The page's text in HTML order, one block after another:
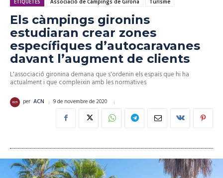
ETIQUETES Associació de Càmpings de Girona Turisme
Els càmpings gironins
estudiaran crear zones
específiques d’autocaravanes
davant l’augment de clients
L'associació gironina demana que s'ordenin els espais que hi ha
actualment i que compleixin amb les normatives
per ACN 9 de novembre de 2020